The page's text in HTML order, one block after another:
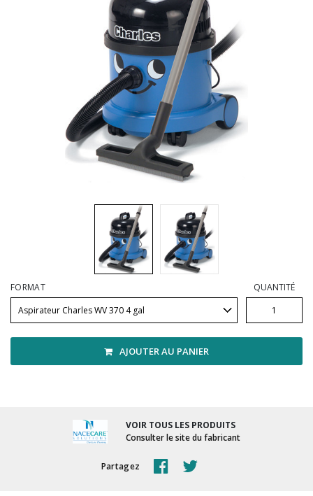
Distributrices et supports
Grattoirs, moutons et racloirs pour vitres/planchers
Guenilles et éponges
Hygiène personnelle
Microfibres et linges divers
Poubelles
Vadrouilles, manches et cadres
FORMAT QUANTITÉ
AJOUTER AU PANIER
VOIR TOUS LES PRODUITS
Consulter le site du fabricant
Partagez